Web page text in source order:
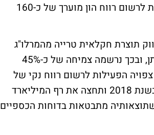
2018, כך שאם וכאשר העסקה תושלם, צפויה חברת נטו אחזקות לרשום רווח הון מוערך של כ-160
דרום החלה לשווק תוצרת חקלאית טרייה מהמרלו"ג
בתימורים לכל סניפי מגה, זאת בנוסף לאספקה לסניפי יינות ביתן, ובכך נרשמה צמיחה של כ-45%
בהכנסות במחצית הראשונה של השנה. להערכתנו, בשנת 2019 צפויה הפעילות לרשום רווח נקי של
כ-45 מיליון שקל (ל-100% מהפעילות) לעומת 34 מיליון שקל בשנת 2018 ותחצה את רף המיליארד
השדה דרום, כך שתוצאותיה מתבטאות בדוחות הכספיים